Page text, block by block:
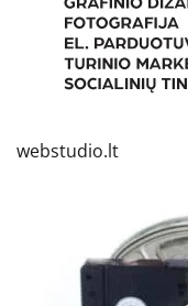
webstudio.lt